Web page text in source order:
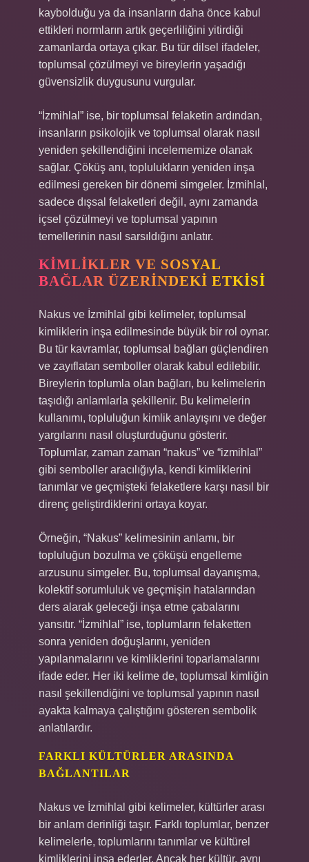
kaybolduğu ya da insanların daha önce kabul
ettikleri normların artık geçerliliğini yitirdiği
zamanlarda ortaya çıkar. Bu tür dilsel ifadeler,
toplumsal çözülmeyi ve bireylerin yaşadığı
güvensizlik duygusunu vurgular.
“İzmihlal” ise, bir toplumsal felaketin ardından,
insanların psikolojik ve toplumsal olarak nasıl
yeniden şekillendiğini incelememize olanak
sağlar. Çöküş anı, toplulukların yeniden inşa
edilmesi gereken bir dönemi simgeler. İzmihlal,
sadece dışsal felaketleri değil, aynı zamanda
içsel çözülmeyi ve toplumsal yapının
temellerinin nasıl sarsıldığını anlatır.
KIMLIKLER VE SOSYAL
BAĞLAR ÜZERINDEKI ETKISI
Nakus ve İzmihlal gibi kelimeler, toplumsal
kimliklerin inşa edilmesinde büyük bir rol oynar.
Bu tür kavramlar, toplumsal bağları güçlendiren
ve zayıflatan semboller olarak kabul edilebilir.
Bireylerin toplumla olan bağları, bu kelimelerin
taşıdığı anlamlarla şekillenir. Bu kelimelerin
kullanımı, topluluğun kimlik anlayışını ve değer
yargılarını nasıl oluşturduğunu gösterir.
Toplumlar, zaman zaman “nakus” ve “izmihlal”
gibi semboller aracılığıyla, kendi kimliklerini
tanımlar ve geçmişteki felaketlere karşı nasıl bir
direnç geliştirdiklerini ortaya koyar.
Örneğin, “Nakus” kelimesinin anlamı, bir
topluluğun bozulma ve çöküşü engelleme
arzusunu simgeler. Bu, toplumsal dayanışma,
kolektif sorumluluk ve geçmişin hatalarından
ders alarak geleceği inşa etme çabalarını
yansıtır. “İzmihlal” ise, toplumların felaketten
sonra yeniden doğuşlarını, yeniden
yapılanmalarını ve kimliklerini toparlamalarını
ifade eder. Her iki kelime de, toplumsal kimliğin
nasıl şekillendiğini ve toplumsal yapının nasıl
ayakta kalmaya çalıştığını gösteren sembolik
anlatılardır.
FARKLI KÜLTÜRLER ARASINDA
BAĞLANTILAR
Nakus ve İzmihlal gibi kelimeler, kültürler arası
bir anlam derinliği taşır. Farklı toplumlar, benzer
kelimelerle, toplumlarını tanımlar ve kültürel
kimliklerini inşa ederler. Ancak her kültür, aynı